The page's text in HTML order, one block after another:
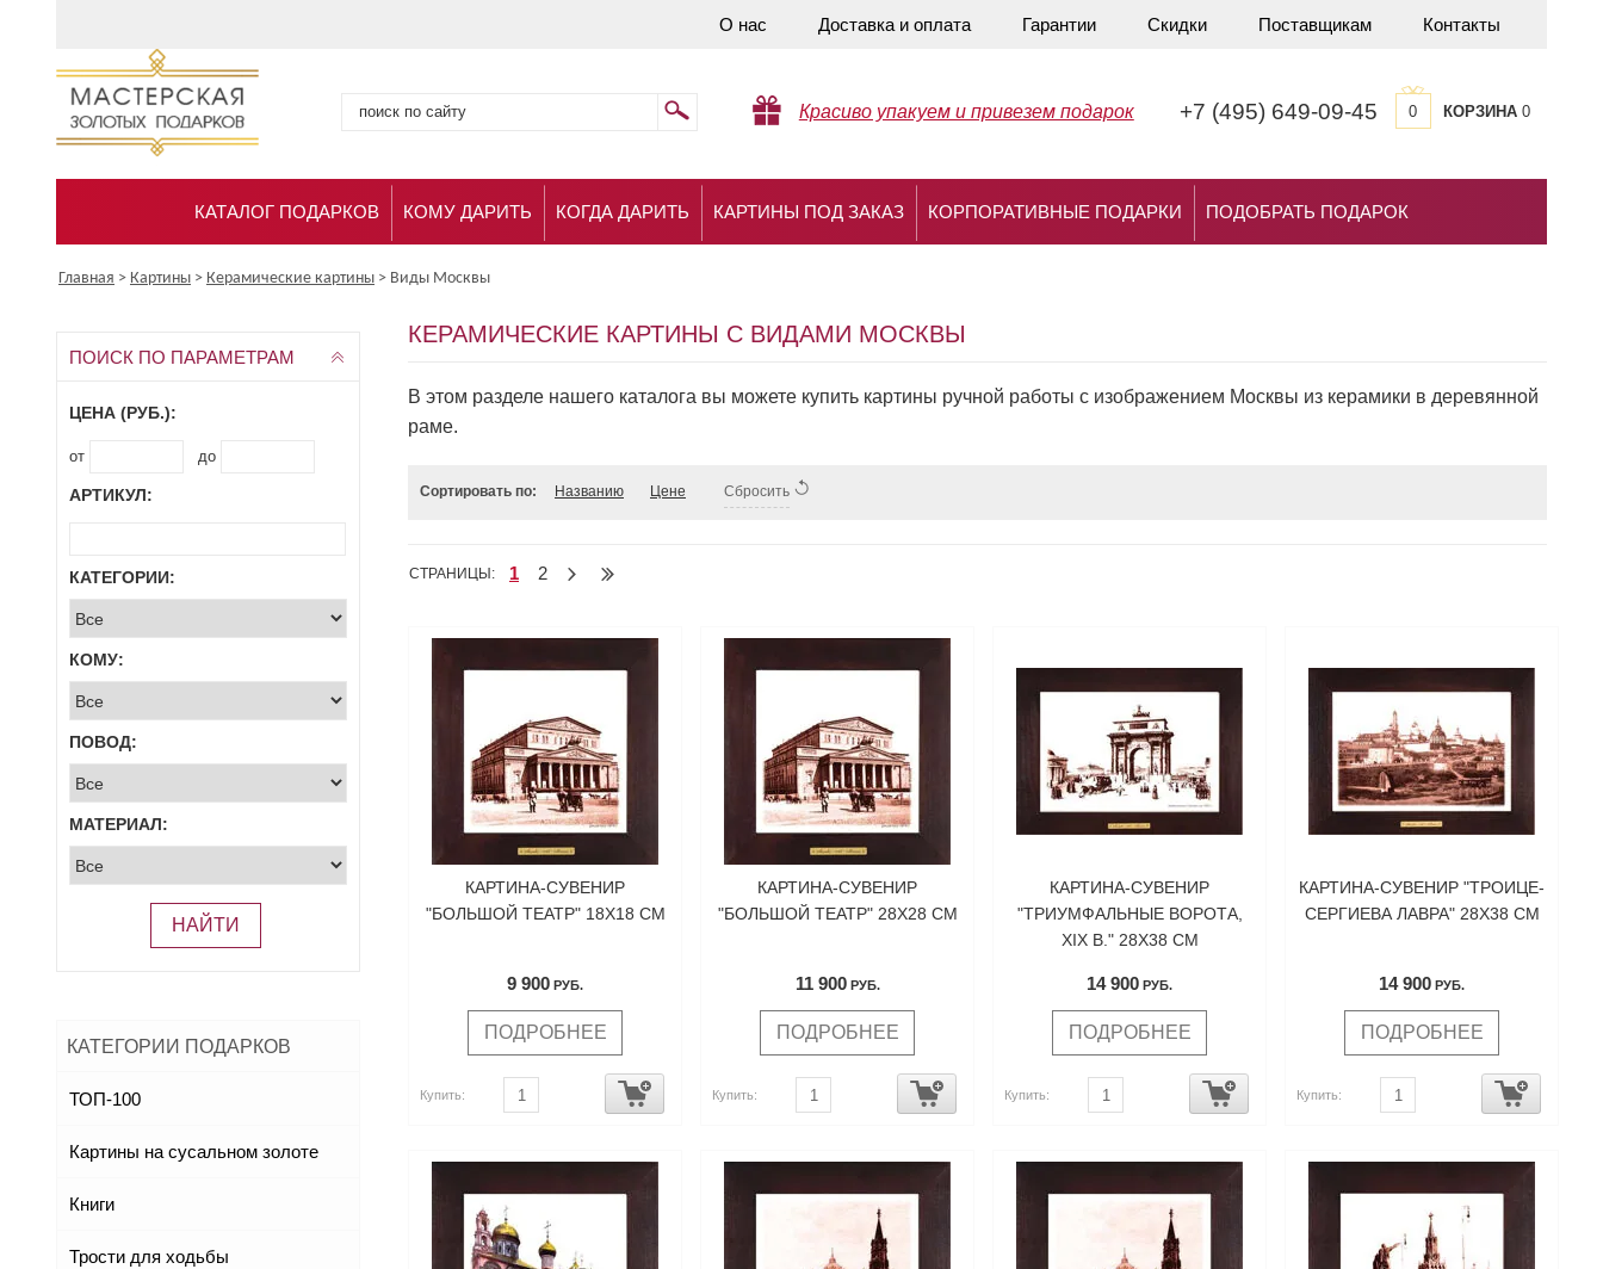
О нас Доставка и оплата Гарантии Скидки Поставщикам Контакты
Красиво упакуем и привезем подарок +7 (495) 649-09-45 0 КОРЗИНА0
КАТАЛОГ ПОДАРКОВ КОМУ ДАРИТЬ КОГДА ДАРИТЬ КАРТИНЫ ПОД ЗАКАЗ КОРПОРАТИВНЫЕ ПОДАРКИ ПОДОБРАТЬ ПОДАРОК
Главная > Картины > Керамические картины > Виды Москвы
ПОИСК ПО ПАРАМЕТРАМ
ЦЕНА (РУБ.):
от до
АРТИКУЛ:
КАТЕГОРИИ:
КОМУ:
ПОВОД:
МАТЕРИАЛ:
НАЙТИ
КАТЕГОРИИ ПОДАРКОВ
ТОП-100
Картины на сусальном золоте
Книги
Трости для ходьбы
КЕРАМИЧЕСКИЕ КАРТИНЫ С ВИДАМИ МОСКВЫ
В этом разделе нашего каталога вы можете купить картины ручной работы с изображением Москвы из керамики в деревянной
раме.
Сортировать по: Названию Цене Сбросить
СТРАНИЦЫ: 1 2
КАРТИНА-СУВЕНИР
"БОЛЬШОЙ ТЕАТР" 18Х18 СМ
9 900 РУБ.
ПОДРОБНЕЕ
Купить:
КАРТИНА-СУВЕНИР
"БОЛЬШОЙ ТЕАТР" 28Х28 СМ
11 900РУБ.
ПОДРОБНЕЕ
Купить:
КАРТИНА-СУВЕНИР
"ТРИУМФАЛЬНЫЕ ВОРОТА,
XIX В." 28Х38 СМ
14 900 РУБ.
ПОДРОБНЕЕ
Купить:
КАРТИНА-СУВЕНИР "ТРОИЦЕ-
СЕРГИЕВА ЛАВРА" 28Х38 СМ
14 900 РУБ.
ПОДРОБНЕЕ
Купить: